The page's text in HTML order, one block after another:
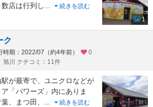
店は行列し...
続きを読む
1
ク
時期：2022/07（約4年前）
0
旭川 クチコミ：11件
が最寄で、ユニクロなどが
「パワーズ」内にありま
、まつ田、 ...
続きを読む